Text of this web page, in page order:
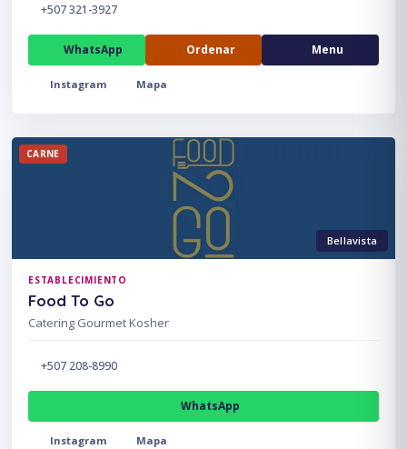
+507 321-3927
WhatsApp Ordenar Menu
Instagram Mapa
Bellavista
CARNE
ESTABLECIMIENTO
Food To Go
Catering Gourmet Kosher
+507 208-8990
WhatsApp
Instagram Mapa